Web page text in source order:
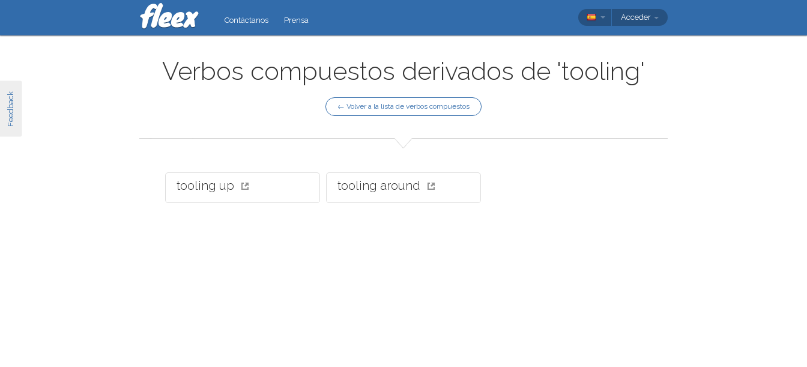
Feedback
Contáctanos Prensa Acceder
Verbos compuestos derivados de 'tooling'
← Volver a la lista de verbos compuestos
tooling up tooling around